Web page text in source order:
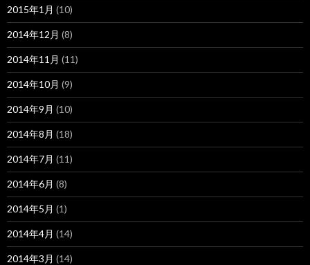
2015年1月 (10)
2014年12月 (8)
2014年11月 (11)
2014年10月 (9)
2014年9月 (10)
2014年8月 (18)
2014年7月 (11)
2014年6月 (8)
2014年5月 (1)
2014年4月 (14)
2014年3月 (14)